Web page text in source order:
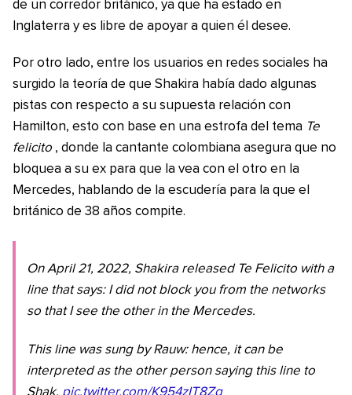
de un corredor británico, ya que ha estado en
Inglaterra y es libre de apoyar a quien él desee.
Por otro lado, entre los usuarios en redes sociales ha
surgido la teoría de que Shakira había dado algunas
pistas con respecto a su supuesta relación con
Hamilton, esto con base en una estrofa del tema Te
felicito , donde la cantante colombiana asegura que no
bloquea a su ex para que la vea con el otro en la
Mercedes, hablando de la escudería para la que el
británico de 38 años compite.
On April 21, 2022, Shakira released Te Felicito with a
line that says: I did not block you from the networks
so that I see the other in the Mercedes.
This line was sung by Rauw: hence, it can be
interpreted as the other person saying this line to
Shak. pic.twitter.com/K954zIT8Zg